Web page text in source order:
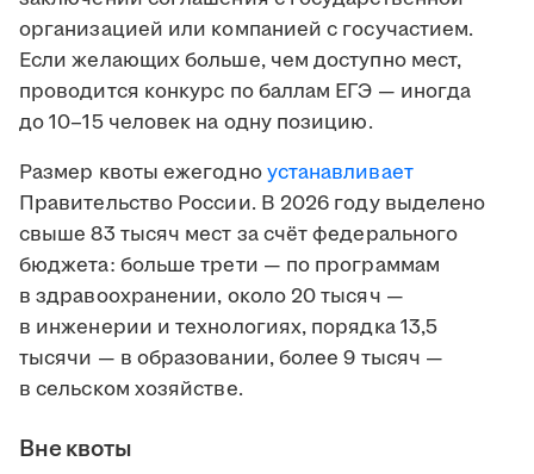
организацией или компанией с госучастием.
Если желающих больше, чем доступно мест,
проводится конкурс по баллам ЕГЭ — иногда
до 10–15 человек на одну позицию.
Размер квоты ежегодноустанавливает
Правительство России. В 2026 году выделено
свыше 83 тысяч мест за счёт федерального
бюджета: больше трети — по программам
в здравоохранении, около 20 тысяч —
в инженерии и технологиях, порядка 13,5
тысячи — в образовании, более 9 тысяч —
в сельском хозяйстве.
Вне квоты